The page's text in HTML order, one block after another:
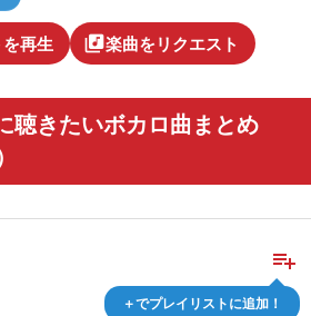
再生 library_music楽曲をリクエスト
聴きたいボカロ曲まとめ
playlist_add
＋でプレイリストに追加！